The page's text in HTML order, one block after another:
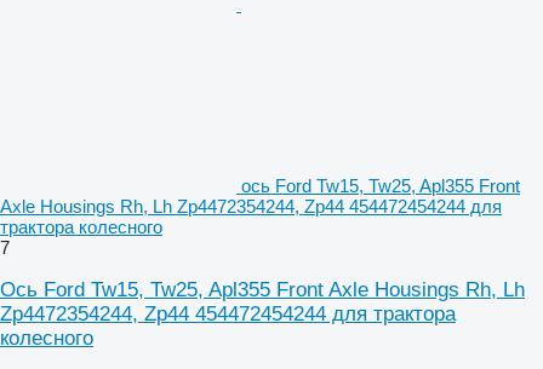
ось Ford Tw15, Tw25, Apl355 Front
Axle Housings Rh, Lh Zp4472354244, Zp44 454472454244 для
трактора колесного
7
Ось Ford Tw15, Tw25, Apl355 Front Axle Housings Rh, Lh
Zp4472354244, Zp44 454472454244 для трактора
колесного